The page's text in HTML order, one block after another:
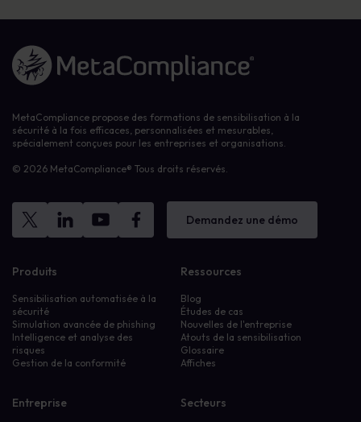
Lien vers la page d'accueil
MetaCompliance propose des formations de sensibilisation à la
sécurité à la fois efficaces, personnalisées et mesurables,
spécialement conçues pour les entreprises et organisations.
© 2026 MetaCompliance® Tous droits réservés.
Demandez une démo
Produits
Sensibilisation automatisée à la
sécurité
Simulation avancée de phishing
Intelligence et analyse des
risques
Gestion de la conformité
Ressources
Blog
Études de cas
Nouvelles de l'entreprise
Atouts de la sensibilisation
Glossaire
Affiches
Entreprise Secteurs